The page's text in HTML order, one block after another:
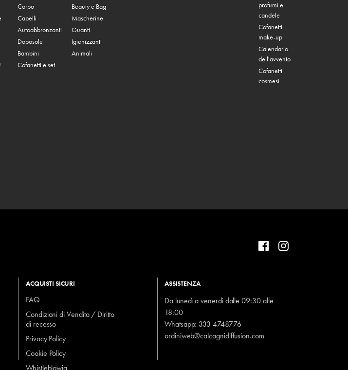
Corpo
Capelli
Autoabbronzanti
Doposole
Bambini
Cofanetti e set
Beauty e Bag
Mascherine
Guanti
Igienizzanti
Animali
profumi e
candele
Cofanetti
make-up
Calendario
dell'avvento
Cofanetti
cosmesi
ACQUISTI SICURI
FAQ
Condizioni di Vendita / Diritto
di recesso
Privacy Policy
Cookie Policy
ASSISTENZA
Da lunedì a venerdì dalle 09:30 alle
18:00
Whatsapp: 333 4748776
ordiniweb@calcagnidiffusion.com